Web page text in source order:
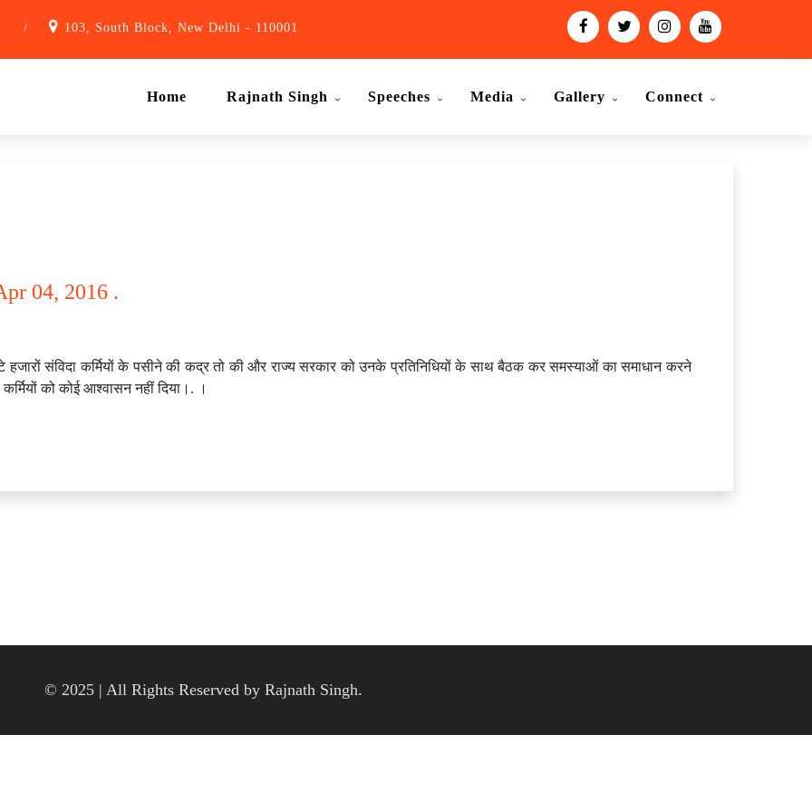
/ 103, South Block, New Delhi - 110001
Home Rajnath Singh Speeches Media Gallery Connect
04, 2016 .
संविदा कर्मियों के पसीने की कद्र तो की और राज्य सरकार को उनके प्रतिनिधियों के साथ बैठक कर समस्याओं का समाधान करने
को कोई आश्वासन नहीं दिया।. ।
© 2025 | All Rights Reserved by Rajnath Singh.